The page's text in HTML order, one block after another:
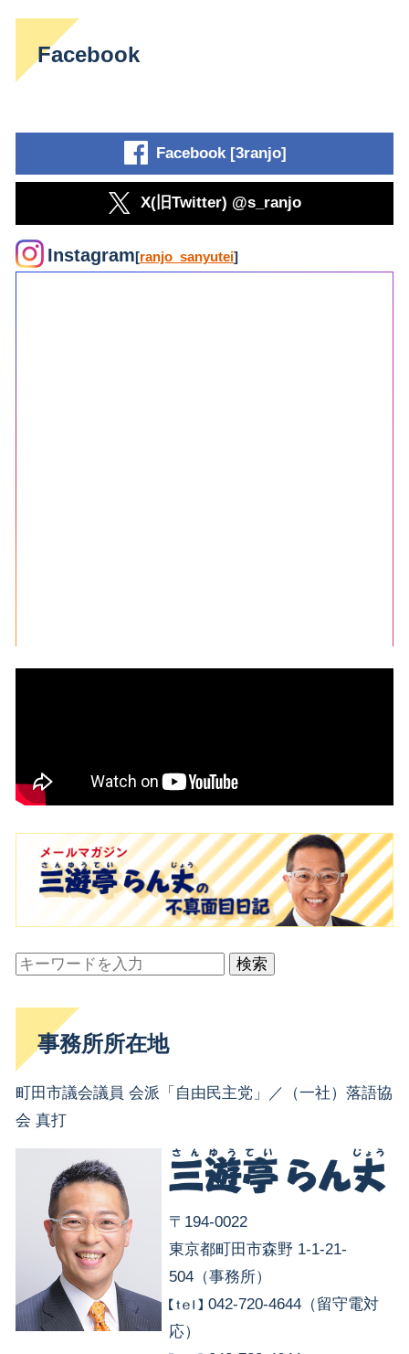
Facebook
Facebook [3ranjo]
X(旧Twitter) @s_ranjo
Instagram[ranjo_sanyutei]
検索
事務所所在地
町田市議会議員 会派「自由民主党」／（一社）落語協
会 真打
〒194-0022
東京都町田市森野 1-1-21-
504（事務所）
042-720-4644（留守電対
応）